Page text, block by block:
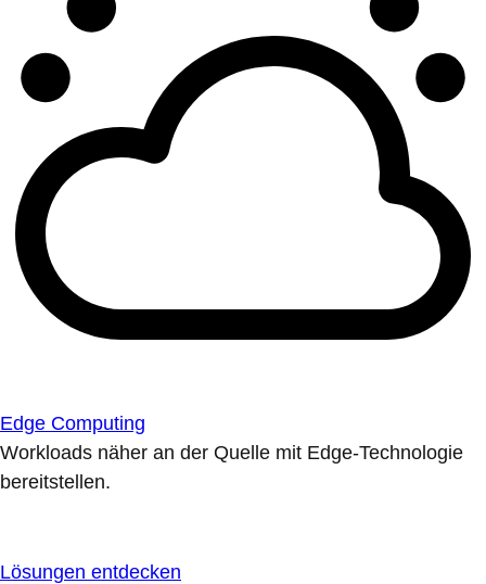
Edge Computing
Workloads näher an der Quelle mit Edge-Technologie
bereitstellen.
Lösungen entdecken